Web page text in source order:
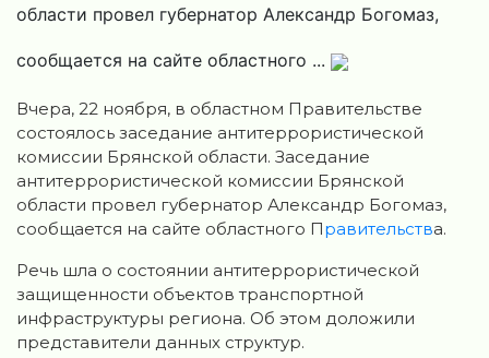
области провел губернатор Александр Богомаз,
сообщается на сайте областного ...
Вчера, 22 ноября, в областном Правительстве
состоялось заседание антитеррористической
комиссии Брянской области. Заседание
антитеррористической комиссии Брянской
области провел губернатор Александр Богомаз,
сообщается на сайте областного Правительства.
Речь шла о состоянии антитеррористической
защищенности объектов транспортной
инфраструктуры региона. Об этом доложили
представители данных структур.